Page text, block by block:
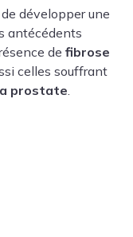
développer une
antécédents
de fibrose
celles souffrant
prostate.